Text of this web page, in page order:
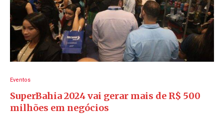
Eventos
SuperBahia 2024 vai gerar mais de R$ 500
milhões em negócios